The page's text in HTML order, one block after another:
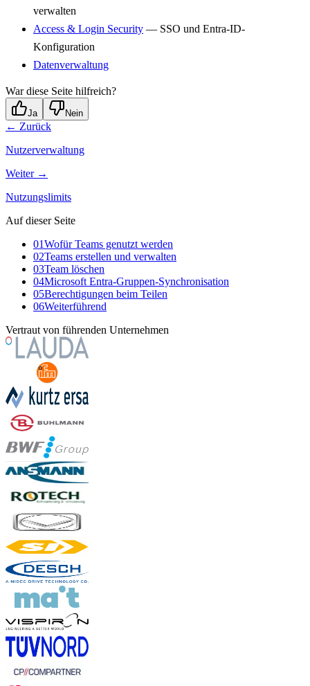
verwalten
Access & Login Security — SSO und Entra-ID-
Konfiguration
Datenverwaltung
War diese Seite hilfreich?
Ja Nein
← Zurück
Nutzerverwaltung
Weiter →
Nutzungslimits
Auf dieser Seite
01Wofür Teams genutzt werden
02Teams erstellen und verwalten
03Team löschen
04Microsoft Entra-Gruppen-Synchronisation
05Berechtigungen beim Teilen
06Weiterführend
Vertraut von führenden Unternehmen